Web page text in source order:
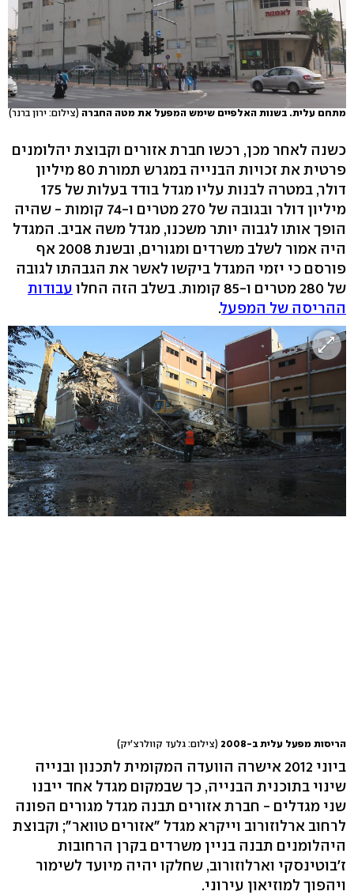
מתחם עלית. בשנות האלפיים שימש המפעל את מטה החברה (צילום: ירון ברנר)
כשנה לאחר מכן, רכשו חברת אזורים וקבוצת יהלומנים
פרטית את זכויות הבנייה במגרש תמורת 80 מיליון
דולר, במטרה לבנות עליו מגדל בודד בעלות של 175
מיליון דולר ובגובה של 270 מטרים ו-74 קומות - שהיה
הופך אותו לגבוה יותר משכנו, מגדל משה אביב. המגדל
היה אמור לשלב משרדים ומגורים, ובשנת 2008 אף
פורסם כי יזמי המגדל ביקשו לאשר את הגבהתו לגובה
של 280 מטרים ו-85 קומות. בשלב הזה החלו
עבודות
ההריסה של המפעל.
הריסות מפעל עלית ב-2008 (צילום: גלעד קוולרצ'יק)
ביוני 2012 אישרה הוועדה המקומית לתכנון ובנייה
שינוי בתוכנית הבנייה, כך שבמקום מגדל אחד ייבנו
שני מגדלים - חברת אזורים תבנה מגדל מגורים הפונה
לרחוב ארלוזורוב וייקרא מגדל "אזורים טוואר"; וקבוצת
היהלומנים תבנה בניין משרדים בקרן הרחובות
ז'בוטינסקי וארלוזורוב, שחלקו יהיה מיועד לשימור
ויהפוך למוזיאון עירוני.